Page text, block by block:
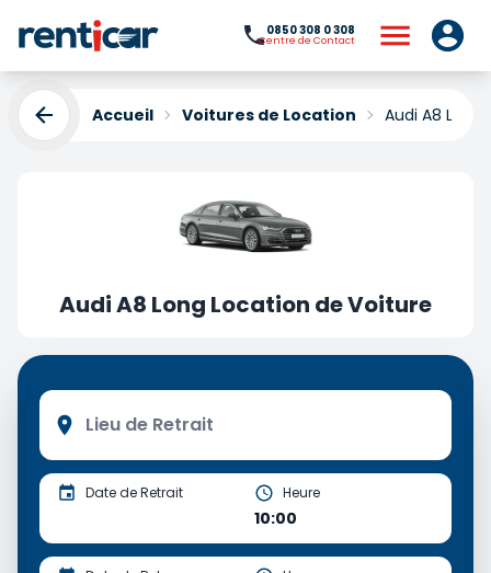
0850 308 0 308
Centre de Contact
Accueil Voitures de Location Audi A8
Audi A8 Long Location de Voiture
Date de Retrait Heure
10:00